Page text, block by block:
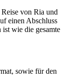
von Ria und
einen Abschluss
wie die gesamte
sowie für den